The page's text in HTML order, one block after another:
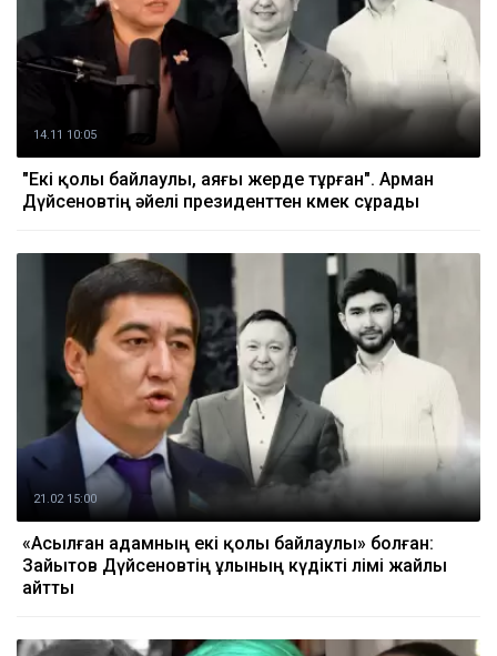
14.11 10:05
"Екі қолы байлаулы, аяғы жерде тұрған". Арман
Дүйсеновтің әйелі президенттен көмек сұрады
21.02 15:00
«Асылған адамның екі қолы байлаулы» болған:
Зайытов Дүйсеновтің ұлының күдікті өлімі жайлы
айтты